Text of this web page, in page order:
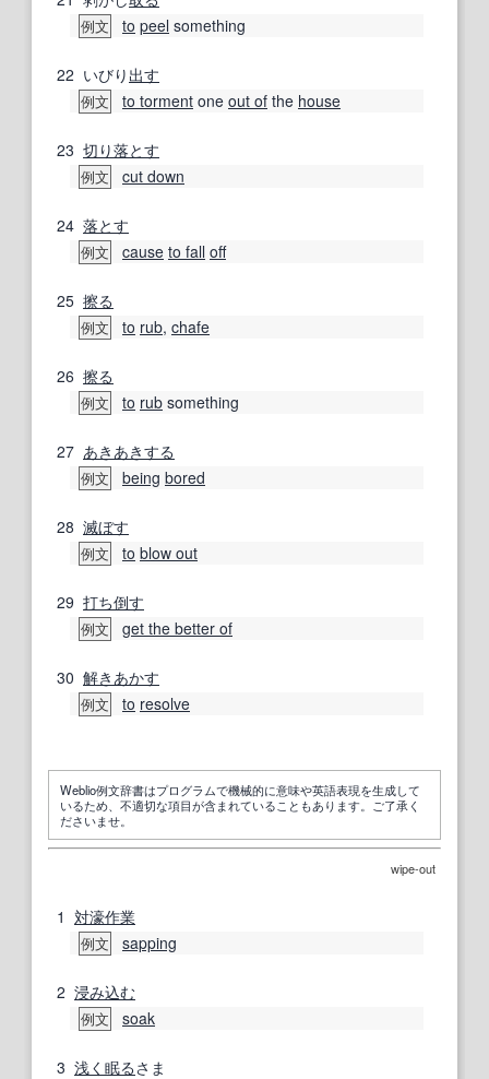
例文 to peel something
22 いびり 出す
例文 to torment one out of the house
23 切り落とす
例文 cut down
24 落とす
例文 cause to fall off
25 擦る
例文 to rub, chafe
26 擦る
例文 to rub something
27 あきあきする
例文 being bored
28 滅ぼす
例文 to blow out
29 打ち倒す
例文 get the better of
30 解きあかす
例文 to resolve
Weblio例文辞書はプログラムで機械的に意味や英語表現を生成して
いるため、不適切な項目が含まれていることもあります。ご了承く
ださいませ。
wipe-out
1 対濠作業
例文 sapping
2 浸み込む
例文 soak
3 浅く 眠るさま